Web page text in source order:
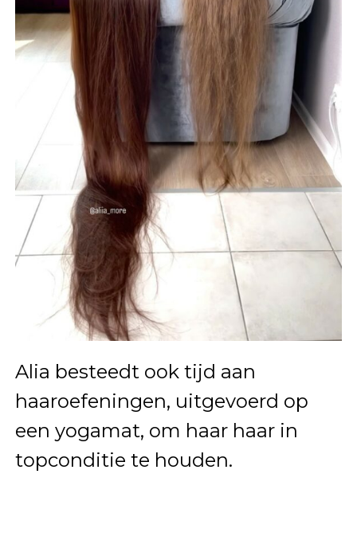
Alia besteedt ook tijd aan
haaroefeningen, uitgevoerd op
een yogamat, om haar haar in
topconditie te houden.